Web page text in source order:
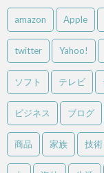
amazon Apple
twitter Yahoo!
ソフト テレビ
ビジネス ブログ
商品 家族 技術